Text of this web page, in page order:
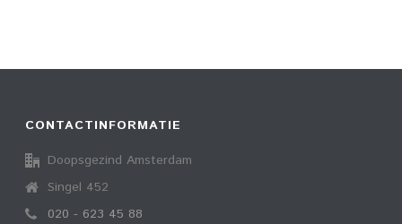
CONTACTINFORMATIE
Doopsgezind Amsterdam
Singel 452
020 - 623 45 88